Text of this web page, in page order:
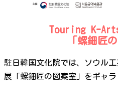
Touring K-
「螺鈿匠
駐日韓国文化院では、ソウル
展「螺鈿匠の図案室」をギャラ